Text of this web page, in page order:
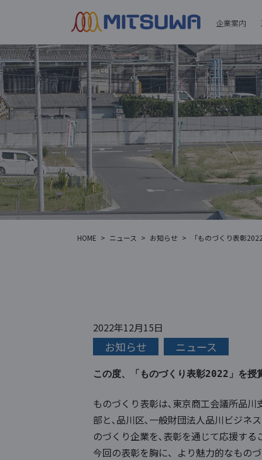
企業案内
HOME > ニュース > お知らせ > 「ものづくり表彰
2022年12月15日
お知らせ ニュース
この度、「ものづくり表彰2022」を授
ものづくり表彰は､東京商工会議所品
部と､品川区､一般財団法人品川ビジネ
のづくり企業を､表彰を通じて応援す
今回の表彰を胸に、より魅力的なもの